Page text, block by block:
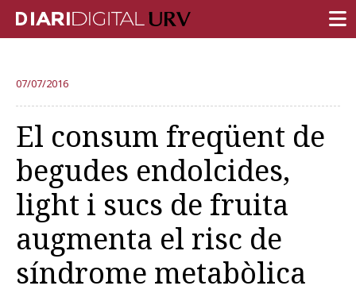
RECERCA
DOCÈNCIA
INSTITUCIÓ
VIDA AL CAMPUS
COMUNITAT URV
REPORTATGES
07/07/2016
El consum freqüent de
begudes endolcides,
light i sucs de fruita
augmenta el risc de
síndrome metabòlica